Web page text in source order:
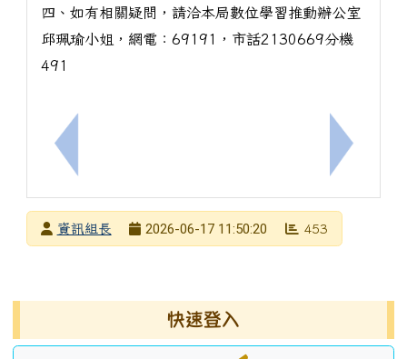
上一筆：轉知財團法人罕見疾病基金會「2026罕見
四、如有相關疑問，請洽本局數位學習推動辦公室
邱珮瑜小姐，網電：69191，市話2130669分機
491
下一筆：
發布者資訊組長
2026-06-17 11:50:20 453
快速登入